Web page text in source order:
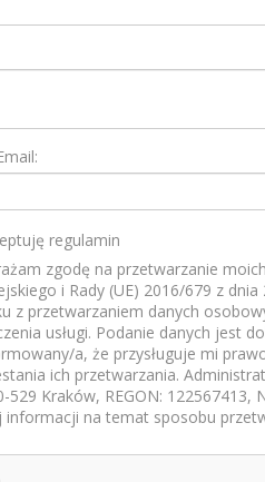
regulamin
zgodę na przetwarzanie
i Rady (UE) 2016/679 z
z przetwarzaniem danych
usługi. Podanie danych jest
a, że przysługuje mi
ich przetwarzania.
529 Kraków, REGON: 122567413,
informacji na temat sposobu